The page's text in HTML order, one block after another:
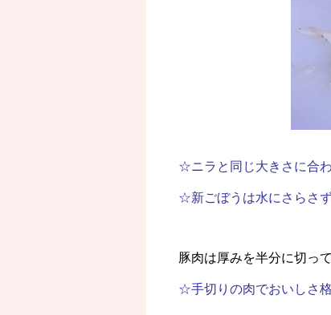
☆ニラと同じ大きさに合わ
☆新ごぼうは水にさらさ
豚肉は厚みを半分に切っ
☆手切りの肉でおいしさ